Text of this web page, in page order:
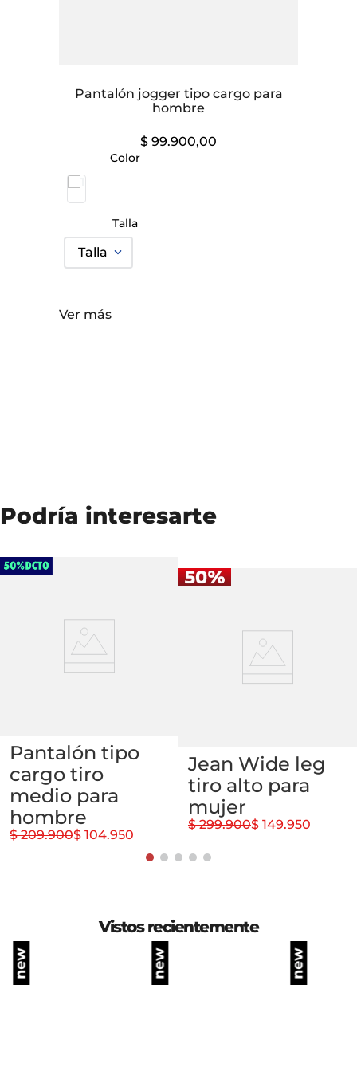
Pantalón jogger tipo cargo para
hombre
$ 99.900,00
Color
Talla
Talla
Ver más
Podría interesarte
Pantalón tipo
cargo tiro
medio para
hombre
$ 209.900$ 104.950
Jean Wide leg
tiro alto para
mujer
$ 299.900$ 149.950
Vistos recientemente